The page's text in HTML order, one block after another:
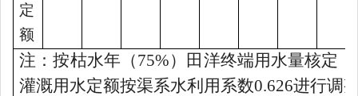
定
额
注：按枯水年（75%）田洋终端用水量核定
灌溉用水定额按渠系水利用系数0.626进行调